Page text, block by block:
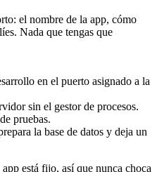
el nombre de la app, cómo
Nada que tengas que
en el puerto asignado a la
sin el gestor de procesos.
pruebas.
la base de datos y deja un
está fijo, así que nunca choca